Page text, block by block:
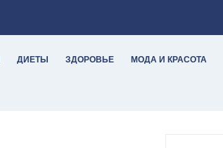
ДИЕТЫ ЗДОРОВЬЕ МОДА И КРАСОТА